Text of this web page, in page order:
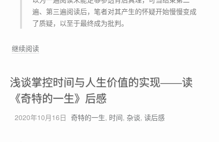
遍、第三遍阅读后，笔者对其产生的怀疑开始慢慢变成
了质疑，以至于最终成为批判。
继续阅读批
解
析
《
暗
浅谈掌控时间与人生价值的实现——读
《奇特的一生》后感
2020年10月16日 奇特的一生, 时间, 杂谈, 读后感